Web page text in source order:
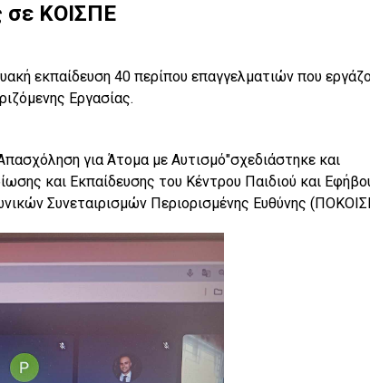
σε ΚΟΙΣΠΕ
εκπαίδευση 40 περίπου επαγγελματιών που
Εργασίας.
για Άτομα με Αυτισμό"σχεδιάστηκε και
και Εκπαίδευσης του Κέντρου Παιδιού και
Συνεταιρισμών Περιορισμένης Ευθύνης